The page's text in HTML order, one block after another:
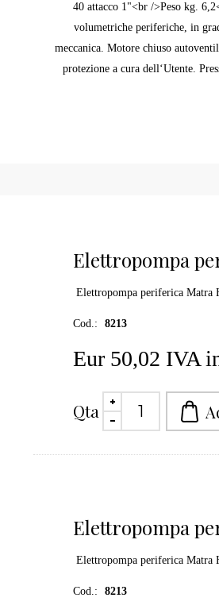
40 attacco 1"<br />Peso kg.
volumetriche periferiche, in
meccanica. Motore chiuso
protezione a cura dell‘Utente.
Elettropompa
Elettropompa periferica Matra
Cod.: 8213
Eur 50,02 IVA
Qta
Elettropompa
Elettropompa periferica Matra
Cod.: 8213